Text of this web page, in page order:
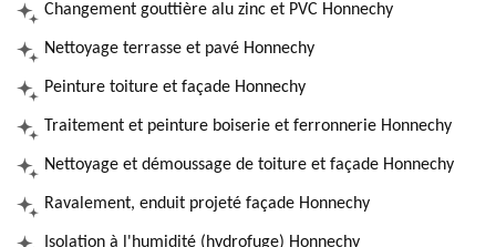
Changement gouttière alu zinc et PVC Honnechy
Nettoyage terrasse et pavé Honnechy
Peinture toiture et façade Honnechy
Traitement et peinture boiserie et ferronnerie Honnechy
Nettoyage et démoussage de toiture et façade Honnechy
Ravalement, enduit projeté façade Honnechy
Isolation à l'humidité (hydrofuge) Honnechy